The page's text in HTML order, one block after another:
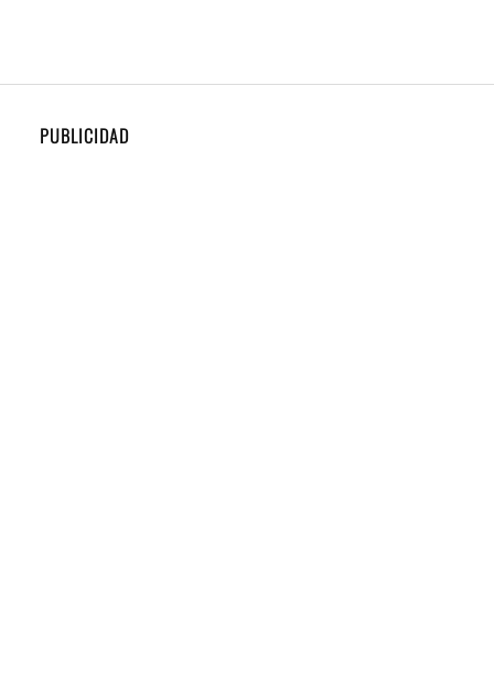
PUBLICIDAD